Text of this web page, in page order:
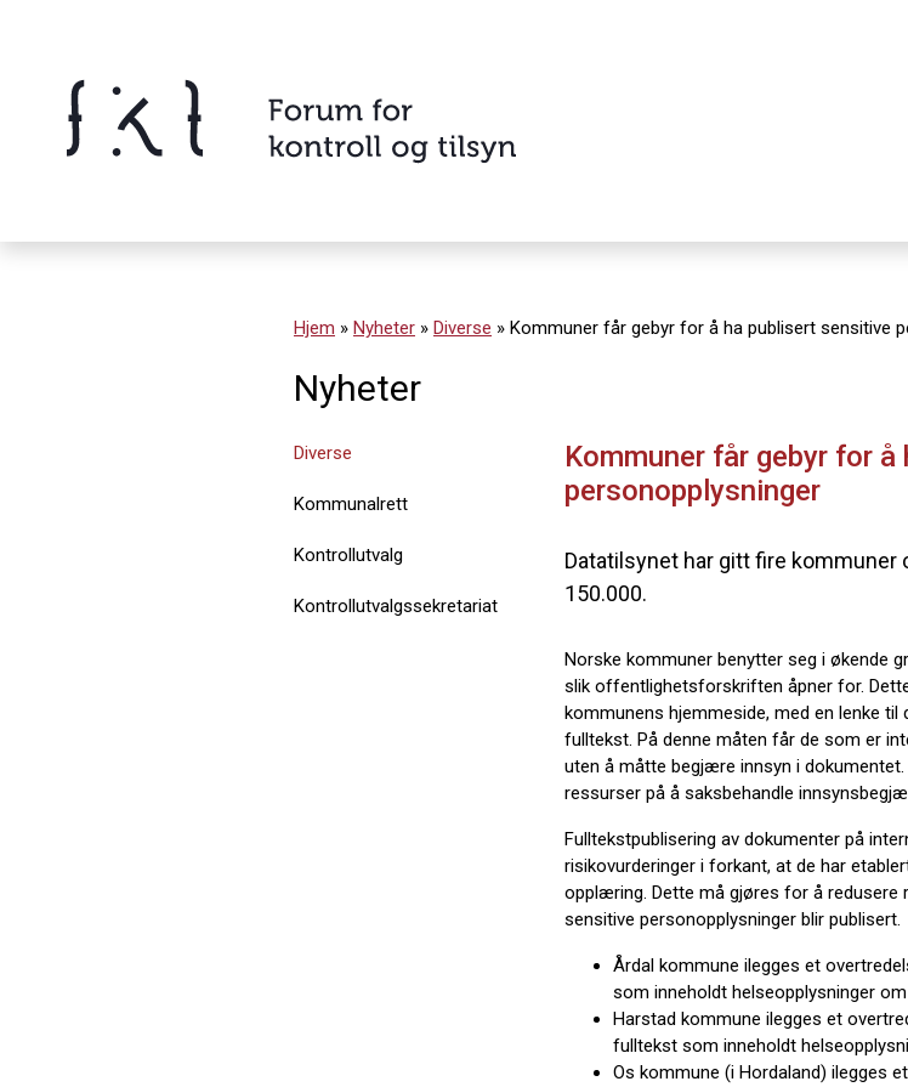
Hjem » Nyheter » Diverse » Kommuner får gebyr for å ha publisert sensitive
Nyheter
Diverse
Kommunalrett
Kontrollutvalg
Kontrollutvalgssekretariat
Kommuner får gebyr for
personopplysninger
Datatilsynet har gitt fire kommuner
150.000.
Norske kommuner benytter seg i økende
slik offentlighetsforskriften åpner for.
kommunens hjemmeside, med en lenke
fulltekst. På denne måten får de som er
uten å måtte begjære innsyn i
ressurser på å saksbehandle
Fulltekstpublisering av dokumenter på
risikovurderinger i forkant, at de har
opplæring. Dette må gjøres for å
sensitive personopplysninger blir publisert.
Årdal kommune ilegges et
som inneholdt helseopplysninger
Harstad kommune ilegges et
fulltekst som inneholdt
Os kommune (i Hordaland) ilegges